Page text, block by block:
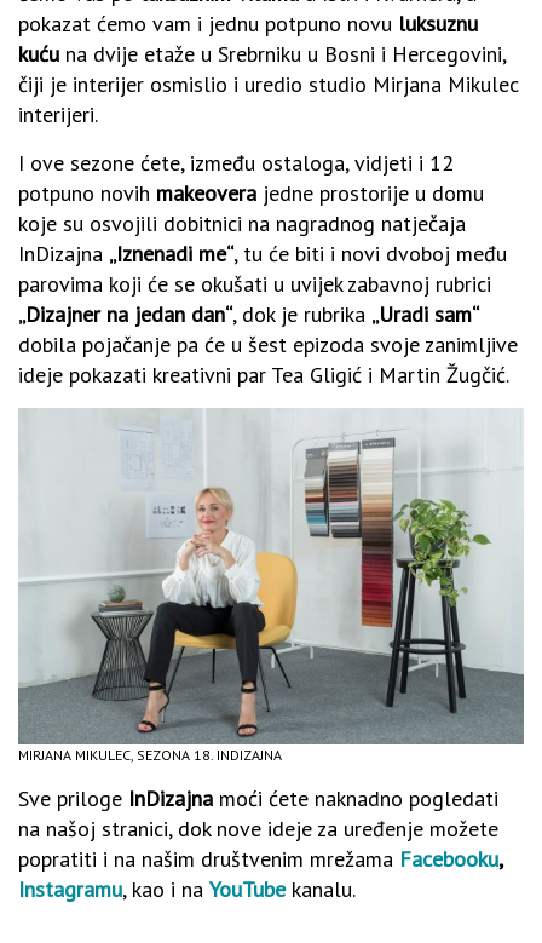
pokazat ćemo vam i jednu potpuno novu luksuznu
kuću na dvije etaže u Srebrniku u Bosni i Hercegovini,
čiji je interijer osmislio i uredio studio Mirjana Mikulec
interijeri.
I ove sezone ćete, između ostaloga, vidjeti i 12
potpuno novih makeovera jedne prostorije u domu
koje su osvojili dobitnici na nagradnog natječaja
InDizajna „Iznenadi me“, tu će biti i novi dvoboj među
parovima koji će se okušati u uvijek zabavnoj rubrici
„Dizajner na jedan dan“, dok je rubrika „Uradi sam“
dobila pojačanje pa će u šest epizoda svoje zanimljive
ideje pokazati kreativni par Tea Gligić i Martin Žugčić.
MIRJANA MIKULEC, SEZONA 18. INDIZAJNA
Sve priloge InDizajna moći ćete naknadno pogledati
na našoj stranici, dok nove ideje za uređenje možete
popratiti i na našim društvenim mrežama Facebooku,
Instagramu, kao i naYouTubekanalu.